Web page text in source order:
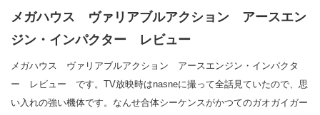
メガハウス ヴァリアブルアクション アースエン
ジン・インパクター レビュー
メガハウス ヴァリアブルアクション アースエンジン・インパクタ
ー レビュー です。TV放映時はnasneに撮って全話見ていたので、思
い入れの強い機体です。なんせ合体シーケンスがかつてのガオガイガー